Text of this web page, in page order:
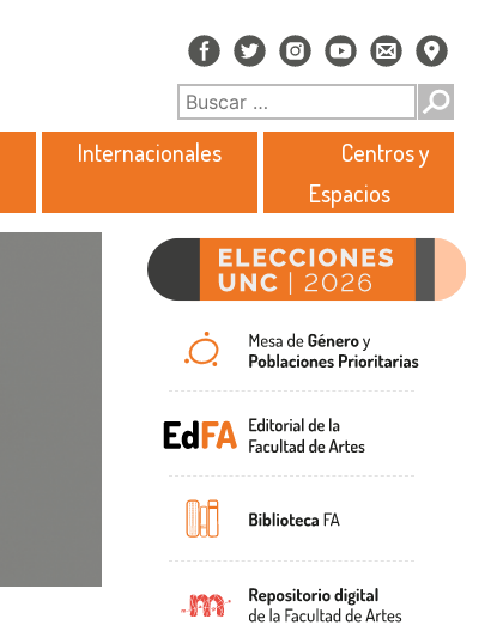
Internacionales
Centros y
Espacios